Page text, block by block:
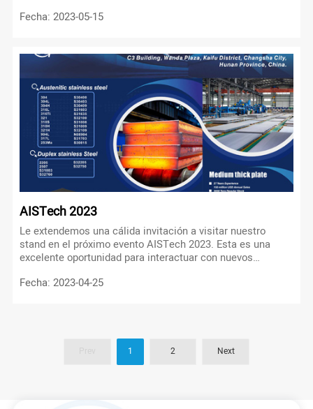
2023.
Fecha: 2023-05-15
AISTech 2023
Le extendemos una cálida invitación a visitar nuestro
stand en el próximo evento AISTech 2023. Esta es una
excelente oportunidad para interactuar con nuevos
existentes y mantenerse actualizado sobre las últimas
Fecha: 2023-04-25
1 2 Next